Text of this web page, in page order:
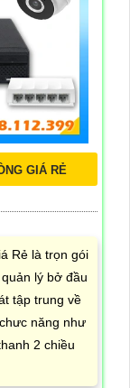
GIÁ RẺ
Rẻ là trọn gói
lý bở đầu
tập trung về
năng như
2 chiều